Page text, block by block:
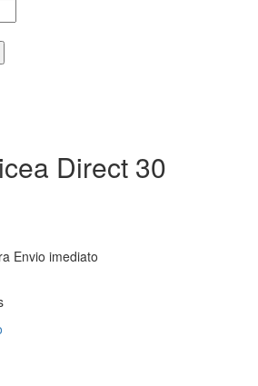
Direct 30
Envio imediato